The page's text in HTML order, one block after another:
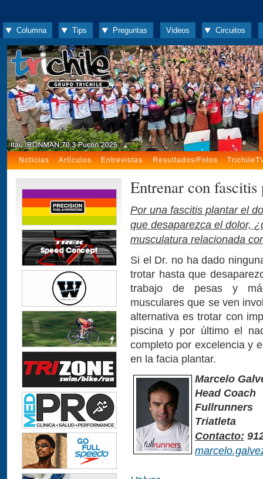
Columna Tips Preguntas Videos Circuitos
Noticias Artículos Entrevistas Resultados/Fotos
Entrenar con fascitis
Por una fascitis plantar el
que desaparezca el dolor,
musculatura relacionada
Si el Dr. no ha dado
trotar hasta que
trabajo de pesas y
musculares que se ven
alternativa es trotar con
piscina y por último el
completo por excelencia y
en la facia plantar.
Marcelo
Head Coach
Fullrunners
Triatleta
Contacto: